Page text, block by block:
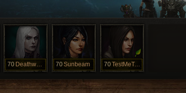
70 Deathwalker 70Sunbeam 70 TestMeTwo